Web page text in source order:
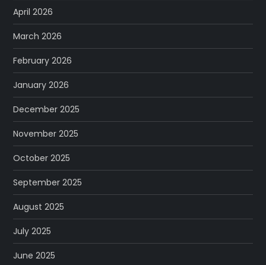
April 2026
March 2026
February 2026
January 2026
December 2025
November 2025
October 2025
September 2025
August 2025
July 2025
June 2025